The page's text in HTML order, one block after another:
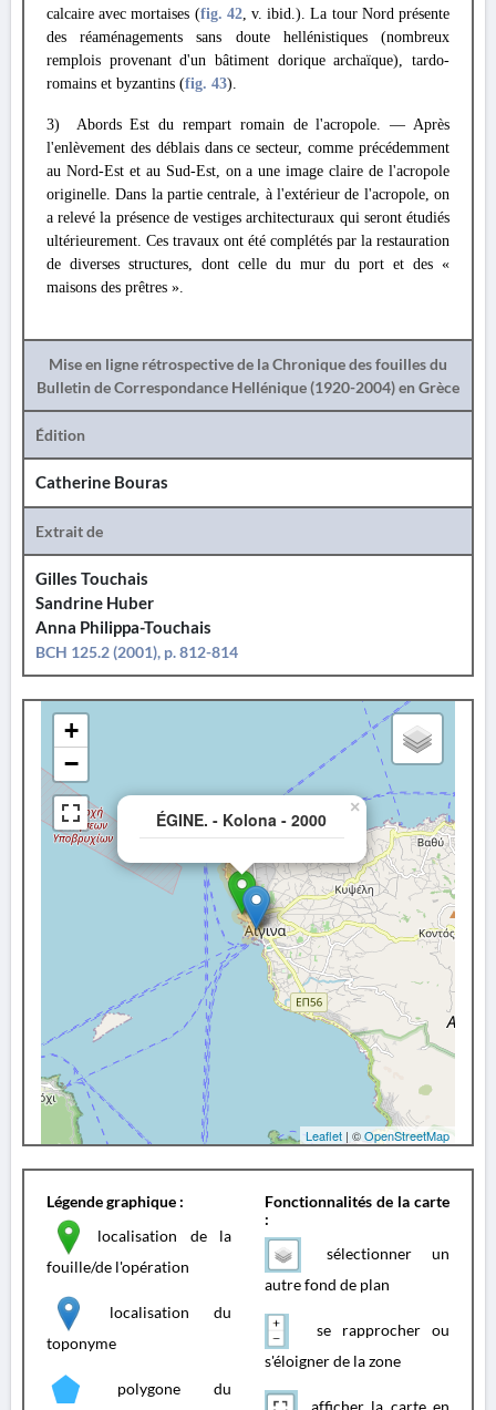
calcaire avec mortaises (fig. 42, v. ibid.). La tour Nord présente
des réaménagements sans doute hellénistiques (nombreux
remplois provenant d'un bâtiment dorique archaïque), tardo-
romains et byzantins (fig. 43).
3) Abords Est du rempart romain de l'acropole. — Après
l'enlèvement des déblais dans ce secteur, comme précédemment
au Nord-Est et au Sud-Est, on a une image claire de l'acropole
originelle. Dans la partie centrale, à l'extérieur de l'acropole, on
a relevé la présence de vestiges architecturaux qui seront étudiés
ultérieurement. Ces travaux ont été complétés par la restauration
de diverses structures, dont celle du mur du port et des «
maisons des prêtres ».
Mise en ligne rétrospective de la Chronique des fouilles du
Bulletin de Correspondance Hellénique (1920-2004) en Grèce
Édition
Catherine Bouras
Extrait de
Gilles Touchais
Sandrine Huber
Anna Philippa-Touchais
BCH 125.2 (2001), p. 812-814
ÉGINE. - Kolona - 2000
×
+
−
Leaflet | ©OpenStreetMap
Légende graphique :
localisation de la
fouille/de l'opération
localisation du
toponyme
polygone du
Fonctionnalités de la carte
:
sélectionner un
autre fond de plan
se rapprocher ou
s'éloigner de la zone
afficher la carte en